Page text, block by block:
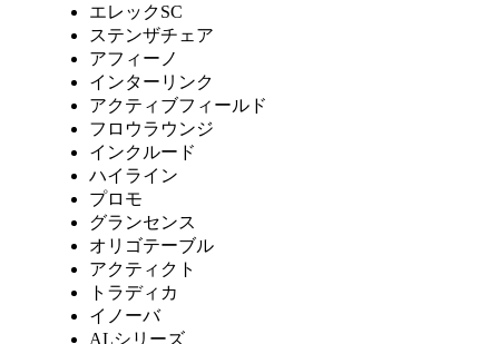
エレックSC
ステンザチェア
アフィーノ
インターリンク
アクティブフィールド
フロウラウンジ
インクルード
ハイライン
プロモ
グランセンス
オリゴテーブル
アクティクト
トラディカ
イノーバ
ALシリーズ